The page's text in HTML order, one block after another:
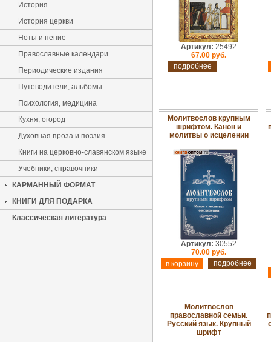
История
История церкви
Ноты и пение
Православные календари
Периодические издания
Путеводители, альбомы
Психология, медицина
Кухня, огород
Духовная проза и поэзия
Книги на церковно-славянском языке
Учебники, справочники
КАРМАННЫЙ ФОРМАТ
КНИГИ ДЛЯ ПОДАРКА
Классическая литература
Артикул: 25492
67.00 руб.
подробнее
Молитвослов крупным
шрифтом. Канон и
молитвы о исцелении
Артикул: 30552
70.00 руб.
подробнее
Молитвослов
православной семьи.
Русский язык. Крупный
шрифт